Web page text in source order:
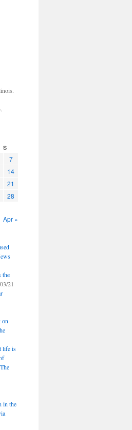
S
7
14
21
28
Apr »
the
21
on
life is
in the